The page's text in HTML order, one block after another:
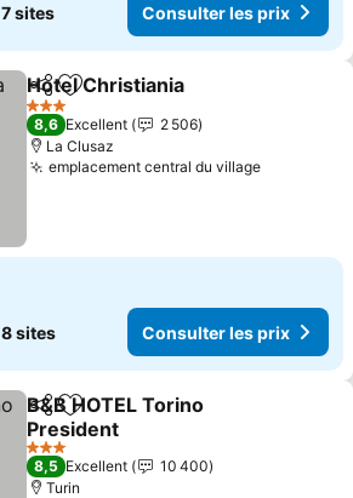
7 sites Consulter les prix
PartagerAjouter à mes favoris
Hotel Christiania
3 Étoiles
8,6 Excellent
2 506
La Clusaz
emplacement central du village
8 sites Consulter les prix
PartagerAjouter à mes favoris
B&B HOTEL Torino
President
3 Étoiles
8,5 Excellent
10 400
Turin